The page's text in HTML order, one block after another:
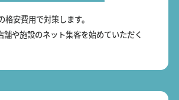
安費用で対策します。
舗や施設のネット集客を始めていただく